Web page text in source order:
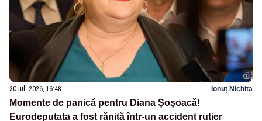
30 iul. 2026, 16:48 Ionuț Nichita
Momente de panică pentru Diana Șoșoacă!
Eurodeputata a fost rănită într-un accident rutier